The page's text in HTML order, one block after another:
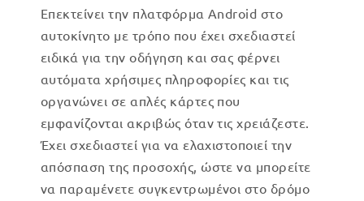
Επεκτείνει την πλατφόρμα Android στο
αυτοκίνητο με τρόπο που έχει σχεδιαστεί
ειδικά για την οδήγηση και σας φέρνει
αυτόματα χρήσιμες πληροφορίες και τις
οργανώνει σε απλές κάρτες που
εμφανίζονται ακριβώς όταν τις χρειάζεστε.
Έχει σχεδιαστεί για να ελαχιστοποιεί την
απόσπαση της προσοχής, ώστε να μπορείτε
να παραμένετε συγκεντρωμένοι στο δρόμο